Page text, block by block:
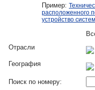
Пример:
расположенного
устройство
Отрасли
География
Поиск по номеру: